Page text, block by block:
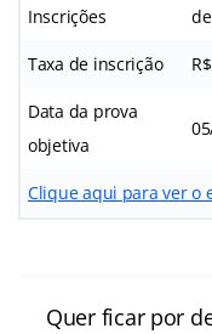
Inscrições
Taxa de inscrição
Data da prova
objetiva
Clique aqui para ver o
Quer ficar por